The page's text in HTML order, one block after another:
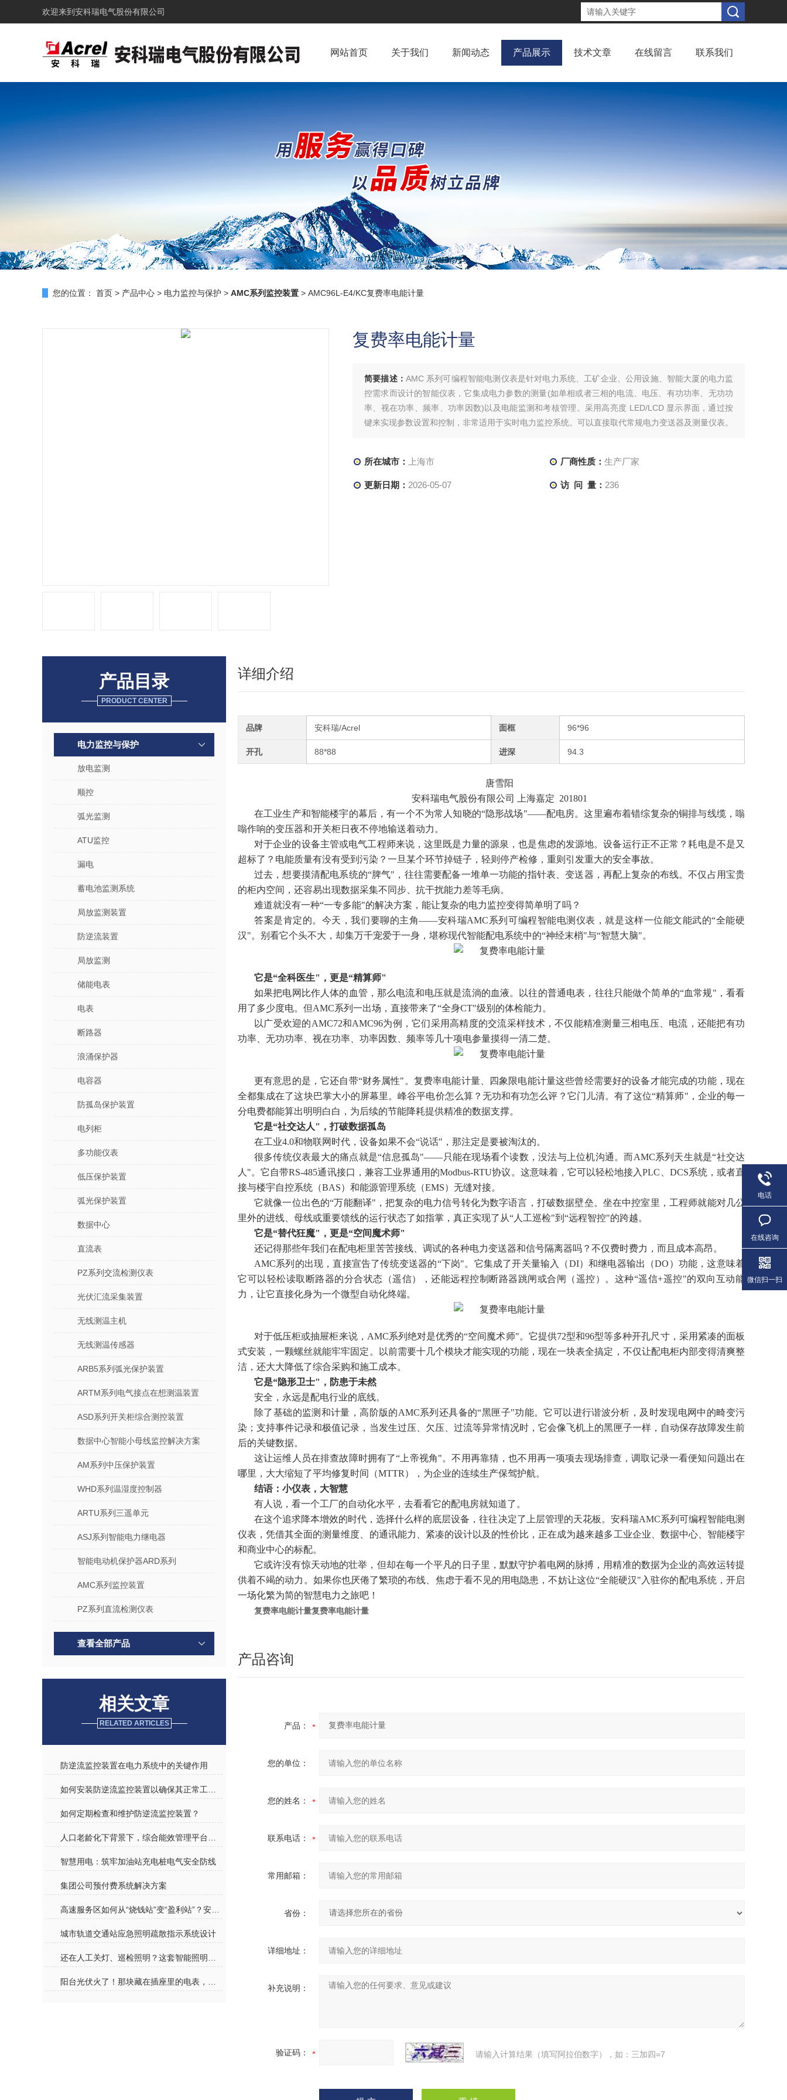
欢迎来到 安科瑞电气股份有限公司
网站首页 关于我们 新闻动态 产品展示 技术文章 在线留言 联系我们
您的位置： 首页 > 产品中心 > 电力监控与保护 > AMC系列监控装置 > AMC96L-E4/KC复费率电能计量​
复费率电能计量​
简要描述： AMC 系列可编程智能电测仪表是针对电力系统、工矿企业、公用设施、智能大厦的电力监
控需求而设计的智能仪表，它集成电力参数的测量(如单相或者三相的电流、电压、有功功率、无功功
率、视在功率、频率、功率因数)以及电能监测和考核管理。采用高亮度 LED/LCD 显示界面，通过按
键来实现参数设置和控制，非常适用于实时电力监控系统。可以直接取代常规电力变送器及测量仪表。
所在城市： 上海市 厂商性质： 生产厂家
更新日期： 2026-05-07 访 问 量： 236
产品目录
PRODUCT CENTER
电力监控与保护
放电监测
顺控
弧光监测
ATU监控
漏电
蓄电池监测系统
局放监测装置
防逆流装置
局放监测
储能电表
电表
断路器
浪涌保护器
电容器
防孤岛保护装置
电列柜
多功能仪表
低压保护装置
弧光保护装置
数据中心
直流表
PZ系列交流检测仪表
光伏汇流采集装置
无线测温主机
无线测温传感器
ARB5系列弧光保护装置
ARTM系列电气接点在想测温装置
ASD系列开关柜综合测控装置
数据中心智能小母线监控解决方案
AM系列中压保护装置
WHD系列温湿度控制器
ARTU系列三遥单元
ASJ系列智能电力继电器
智能电动机保护器ARD系列
AMC系列监控装置
PZ系列直流检测仪表
查看全部产品
相关文章
RELATED ARTICLES
防逆流监控装置在电力系统中的关键作用
如何定期检查和维护防逆流监控装置？
智慧用电：筑牢加油站充电桩电气安全防线
集团公司预付费系统解决方案
城市轨道交通站应急照明疏散指示系统设计
详细介绍
品牌 安科瑞/Acrel 面框 96*96
开孔 88*88 进深 94.3
唐雪阳
安科瑞电气股份有限公司 上海嘉定 201801
在工业生产和智能楼宇的幕后，有一个不为常人知晓的“隐形战场"——配电房。这里遍布着错综复杂的铜排与线缆，嗡
嗡作响的变压器和开关柜日夜不停地输送着动力。
对于企业的设备主管或电气工程师来说，这里既是力量的源泉，也是焦虑的发源地。设备运行正不正常？耗电是不是又
超标了？电能质量有没有受到污染？一旦某个环节掉链子，轻则停产检修，重则引发重大的安全事故。
过去，想要摸清配电系统的“脾气"，往往需要配备一堆单一功能的指针表、变送器，再配上复杂的布线。不仅占用宝贵
的柜内空间，还容易出现数据采集不同步、抗干扰能力差等毛病。
难道就没有一种“一专多能"的解决方案，能让复杂的电力监控变得简单明了吗？
答案是肯定的。今天，我们要聊的主角——安科瑞AMC系列可编程智能电测仪表，就是这样一位能文能武的“全能硬
汉"。别看它个头不大，却集万千宠爱于一身，堪称现代智能配电系统中的“神经末梢"与“智慧大脑"。
它是“全科医生"，更是“精算师"
如果把电网比作人体的血管，那么电流和电压就是流淌的血液。以往的普通电表，往往只能做个简单的“血常规"，看看
用了多少度电。但AMC系列一出场，直接带来了“全身CT"级别的体检能力。
以广受欢迎的AMC72和AMC96为例，它们采用高精度的交流采样技术，不仅能精准测量三相电压、电流，还能把有功
功率、无功功率、视在功率、功率因数、频率等几十项电参量摸得一清二楚。
更有意思的是，它还自带“财务属性"。复费率电能计量、四象限电能计量这些曾经需要好的设备才能完成的功能，现在
全都集成在了这块巴掌大小的屏幕里。峰谷平电价怎么算？无功和有功怎么评？它门儿清。有了这位“精算师"，企业的每一
分电费都能算出明明白白，为后续的节能降耗提供精准的数据支撑。
它是“社交达人"，打破数据孤岛
在工业4.0和物联网时代，设备如果不会“说话"，那注定是要被淘汰的。
很多传统仪表最大的痛点就是“信息孤岛"——只能在现场看个读数，没法与上位机沟通。而AMC系列天生就是“社交达
人"。它自带RS-485通讯接口，兼容工业界通用的Modbus-RTU协议。这意味着，它可以轻松地接入PLC、DCS系统，或者直
接与楼宇自控系统（BAS）和能源管理系统（EMS）无缝对接。
它就像一位出色的“万能翻译"，把复杂的电力信号转化为数字语言，打破数据壁垒。坐在中控室里，工程师就能对几公
里外的进线、母线或重要馈线的运行状态了如指掌，真正实现了从“人工巡检"到“远程智控"的跨越。
它是“替代狂魔"，更是“空间魔术师"
还记得那些年我们在配电柜里苦苦接线、调试的各种电力变送器和信号隔离器吗？不仅费时费力，而且成本高昂。
AMC系列的出现，直接宣告了传统变送器的“下岗"。它集成了开关量输入（DI）和继电器输出（DO）功能，这意味着
它可以轻松读取断路器的分合状态（遥信），还能远程控制断路器跳闸或合闸（遥控）。这种“遥信+遥控"的双向互动能
力，让它直接化身为一个微型自动化终端。
对于低压柜或抽屉柜来说，AMC系列绝对是优秀的“空间魔术师"。它提供72型和96型等多种开孔尺寸，采用紧凑的面板
式安装，一颗螺丝就能牢牢固定。以前需要十几个模块才能实现的功能，现在一块表全搞定，不仅让配电柜内部变得清爽整
洁，还大大降低了综合采购和施工成本。
它是“隐形卫士"，防患于未然
安全，永远是配电行业的底线。
除了基础的监测和计量，高阶版的AMC系列还具备的“黑匣子"功能。它可以进行谐波分析，及时发现电网中的畸变污
染；支持事件记录和极值记录，当发生过压、欠压、过流等异常情况时，它会像飞机上的黑匣子一样，自动保存故障发生前
后的关键数据。
这让运维人员在排查故障时拥有了“上帝视角"。不用再靠猜，也不用再一项项去现场排查，调取记录一看便知问题出在
哪里，大大缩短了平均修复时间（MTTR），为企业的连续生产保驾护航。
结语：小仪表，大智慧
有人说，看一个工厂的自动化水平，去看看它的配电房就知道了。
在这个追求降本增效的时代，选择什么样的底层设备，往往决定了上层管理的天花板。安科瑞AMC系列可编程智能电测
仪表，凭借其全面的测量维度、的通讯能力、紧凑的设计以及的性价比，正在成为越来越多工业企业、数据中心、智能楼宇
和商业中心的标配。
它或许没有惊天动地的壮举，但却在每一个平凡的日子里，默默守护着电网的脉搏，用精准的数据为企业的高效运转提
供着不竭的动力。如果你也厌倦了繁琐的布线、焦虑于看不见的用电隐患，不妨让这位“全能硬汉"入驻你的配电系统，开启
一场化繁为简的智慧电力之旅吧！
复费率电能计量复费率电能计量
产品咨询
产品：
您的单位：
您的姓名：
联系电话：
常用邮箱：
省份：
详细地址：
补充说明：
验证码： 请输入计算结果（填写阿拉伯数字），如：三加四=7
电话
在线咨询
微信扫一扫